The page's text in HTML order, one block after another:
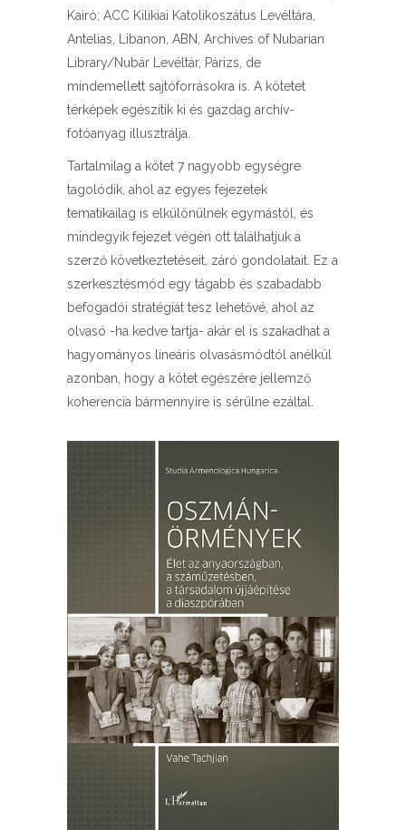
Kairó; ACC Kilikiai Katolikoszátus Levéltára,
Antelias, Libanon, ABN, Archives of Nubarian
Library/Nubár Levéltár, Párizs, de
mindemellett sajtóforrásokra is. A kötetet
térképek egészítik ki és gazdag archív-
fotóanyag illusztrálja.
Tartalmilag a kötet 7 nagyobb egységre
tagolódik, ahol az egyes fejezetek
tematikailag is elkülönülnek egymástól, és
mindegyik fejezet végén ott találhatjuk a
szerző következtetéseit, záró gondolatait. Ez a
szerkesztésmód egy tágabb és szabadabb
befogadói stratégiát tesz lehetővé, ahol az
olvasó -ha kedve tartja- akár el is szakadhat a
hagyományos lineáris olvasásmódtól anélkül
azonban, hogy a kötet egészére jellemző
koherencia bármennyire is sérülne ezáltal.